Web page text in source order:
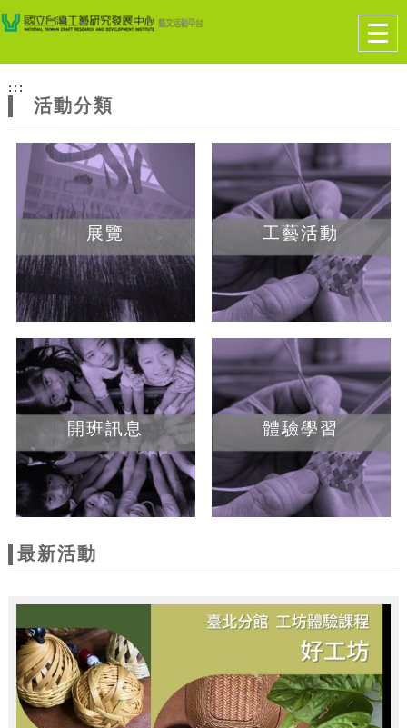
網
站
主
題
跳到主要內容
網站導覽
:::
活動分類
展覽 工藝活動
開班訊息 體驗學習
最新活動